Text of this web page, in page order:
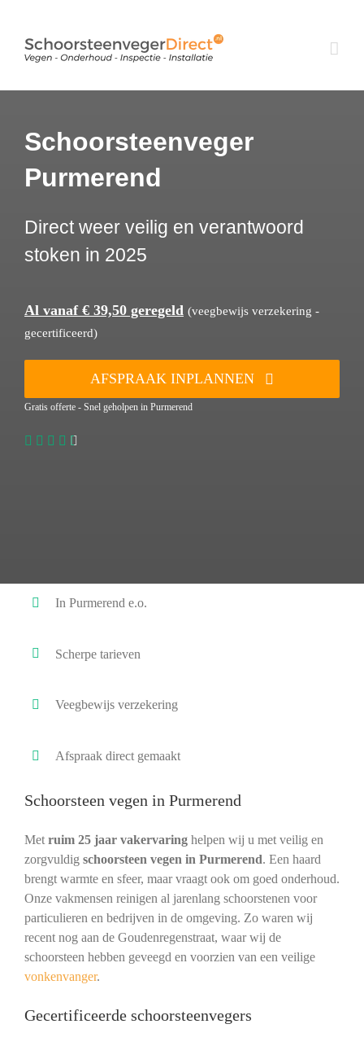
inhoud
Schoorsteenveger
Purmerend
Direct weer veilig en verantwoord
stoken in 2025
Al vanaf € 39,50 geregeld (veegbewijs verzekering -
gecertificeerd)
AFSPRAAK INPLANNEN
Gratis offerte - Snel geholpen in Purmerend
In Purmerend e.o.
Scherpe tarieven
Veegbewijs verzekering
Afspraak direct gemaakt
Schoorsteen vegen in Purmerend
Met ruim 25 jaar vakervaringhelpen wij u met veilig en
zorgvuldig schoorsteen vegen in Purmerend. Een haard
brengt warmte en sfeer, maar vraagt ook om goed onderhoud.
Onze vakmensen reinigen al jarenlang schoorstenen voor
particulieren en bedrijven in de omgeving. Zo waren wij
recent nog aan de Goudenregenstraat, waar wij de
schoorsteen hebben geveegd en voorzien van een veilige
vonkenvanger.
Gecertificeerde schoorsteenvegers